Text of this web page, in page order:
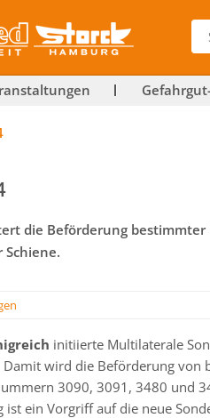
die Beförderung bestimmter
initiierte Multilaterale
Damit wird die Beförderung von
3090, 3091, 3480 und
ein Vorgriff auf die neue